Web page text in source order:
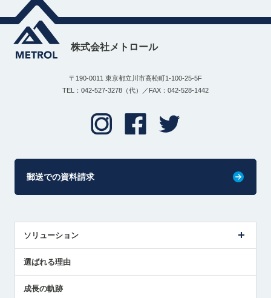
株式会社メトロール
〒190-0011 東京都立川市高松町1-100-25-5F
TEL：042-527-3278（代）／FAX：042-528-1442
郵送での資料請求
ソリューション
解決策提案
選ばれる理由
成長の軌跡